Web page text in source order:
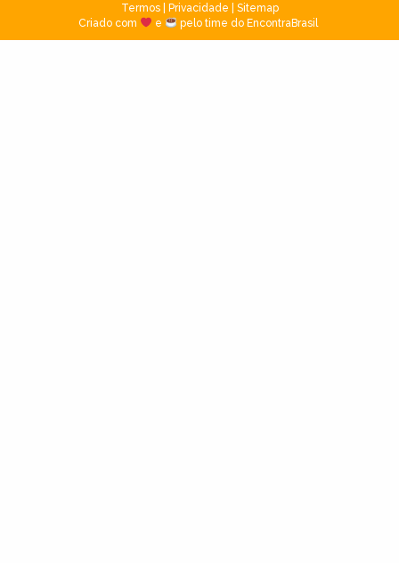
Termos| Privacidade
Sitemap
Criado com
e pelo time do EncontraBrasil